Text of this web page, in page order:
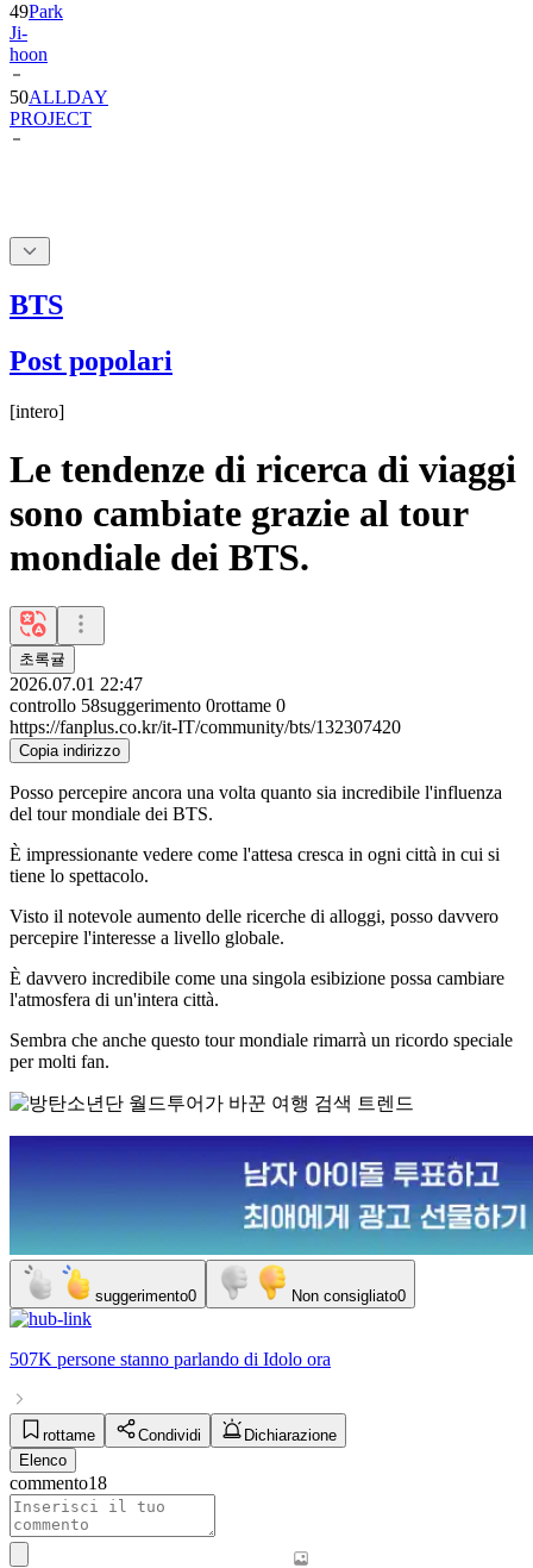
49Park
Ji-
hoon
50ALLDAY
PROJECT
BTS
Post popolari
[intero]
Le tendenze di ricerca di viaggi
sono cambiate grazie al tour
mondiale dei BTS.
초록귤
2026.07.01 22:47
controllo 58suggerimento 0rottame 0
https://fanplus.co.kr/it-IT/community/bts/132307420
Copia indirizzo
Posso percepire ancora una volta quanto sia incredibile l'influenza
del tour mondiale dei BTS.
È impressionante vedere come l'attesa cresca in ogni città in cui si
tiene lo spettacolo.
Visto il notevole aumento delle ricerche di alloggi, posso davvero
percepire l'interesse a livello globale.
È davvero incredibile come una singola esibizione possa cambiare
l'atmosfera di un'intera città.
Sembra che anche questo tour mondiale rimarrà un ricordo speciale
per molti fan.
suggerimento0 Non consigliato0
507K persone stanno parlando di Idolo ora
rottame Condividi
Dichiarazione
Elenco
commento18